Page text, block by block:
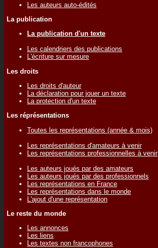
Les auteurs auto-édités
La publication
La publication d'un texte
Les calendriers des publications
L'écriture sur mesure
Les droits
Les droits d'auteur
La déclaration pour jouer un texte
La protection d'un texte
Les réprésentations
Toutes les représentations (année & mois)
Les représentations d'amateurs à venir
Les représentations professionnelles à venir
Les auteurs joués par des amateurs
Les auteurs joués par des professionnels
Les représentations en France
Les représentations dans le monde
L'ajout d'une représentation
Le reste du monde
Les annonces
Les liens
Les textes non francophones